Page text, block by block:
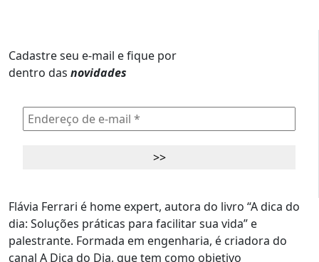
Cadastre seu e-mail e fique por
dentro das novidades
Flávia Ferrari é home expert, autora do livro “A dica do
dia: Soluções práticas para facilitar sua vida” e
palestrante. Formada em engenharia, é criadora do
canal A Dica do Dia, que tem como objetivo